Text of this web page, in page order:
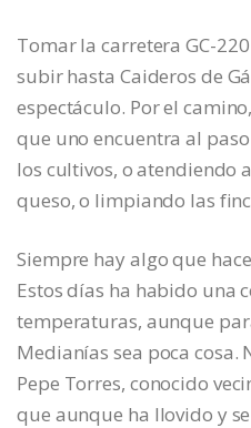
Tomar la carretera GC-
subir hasta Caideros de
espectáculo. Por el
que uno encuentra al
los cultivos, o atendiendo
queso, o limpiando las
Siempre hay algo que
Estos días ha habido una
temperaturas, aunque
Medianías sea poca cosa.
Pepe Torres, conocido
que aunque ha llovido y